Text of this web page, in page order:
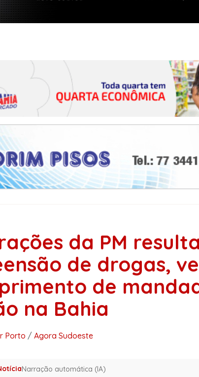
da PM
de drogas,
de
na Bahia
Porto / Agora Sudoeste
Narração automática (IA)